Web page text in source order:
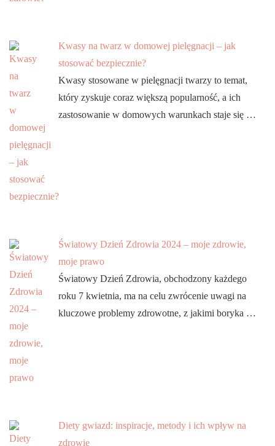
Kwasy na twarz w domowej pielęgnacji – jak
stosować bezpiecznie?
Kwasy stosowane w pielęgnacji twarzy to temat,
który zyskuje coraz większą popularność, a ich
zastosowanie w domowych warunkach staje się …
Światowy Dzień Zdrowia 2024 – moje zdrowie,
moje prawo
Światowy Dzień Zdrowia, obchodzony każdego
roku 7 kwietnia, ma na celu zwrócenie uwagi na
kluczowe problemy zdrowotne, z jakimi boryka …
Diety gwiazd: inspiracje, metody i ich wpływ na
zdrowie